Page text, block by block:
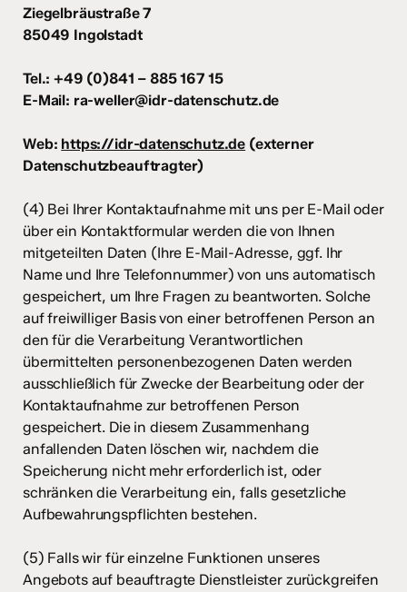
Ziegelbräustraße 7
85049 Ingolstadt
Tel.: +49 (0)841 – 885 167 15
E-Mail: ra-weller@idr-datenschutz.de
Web: https://idr-datenschutz.de (externer
Datenschutzbeauftragter)
(4) Bei Ihrer Kontaktaufnahme mit uns per E-Mail oder
über ein Kontaktformular werden die von Ihnen
mitgeteilten Daten (Ihre E-Mail-Adresse, ggf. Ihr
Name und Ihre Telefonnummer) von uns automatisch
gespeichert, um Ihre Fragen zu beantworten. Solche
auf freiwilliger Basis von einer betroffenen Person an
den für die Verarbeitung Verantwortlichen
übermittelten personenbezogenen Daten werden
ausschließlich für Zwecke der Bearbeitung oder der
Kontaktaufnahme zur betroffenen Person
gespeichert. Die in diesem Zusammenhang
anfallenden Daten löschen wir, nachdem die
Speicherung nicht mehr erforderlich ist, oder
schränken die Verarbeitung ein, falls gesetzliche
Aufbewahrungspflichten bestehen.
(5) Falls wir für einzelne Funktionen unseres
Angebots auf beauftragte Dienstleister zurückgreifen